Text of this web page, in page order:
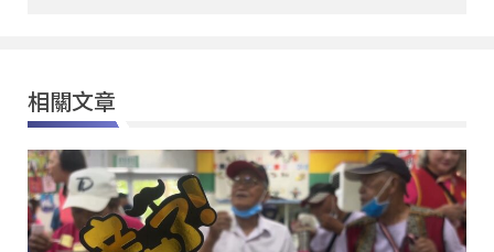
相關文章